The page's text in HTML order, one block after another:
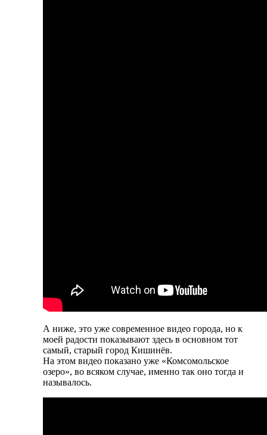
А ниже, это уже современное видео города, но к
моей радости показывают здесь в основном тот
самый, старый город Кишинёв.
На этом видео показано уже «Комсомольское
озеро», во всяком случае, именно так оно тогда и
называлось.